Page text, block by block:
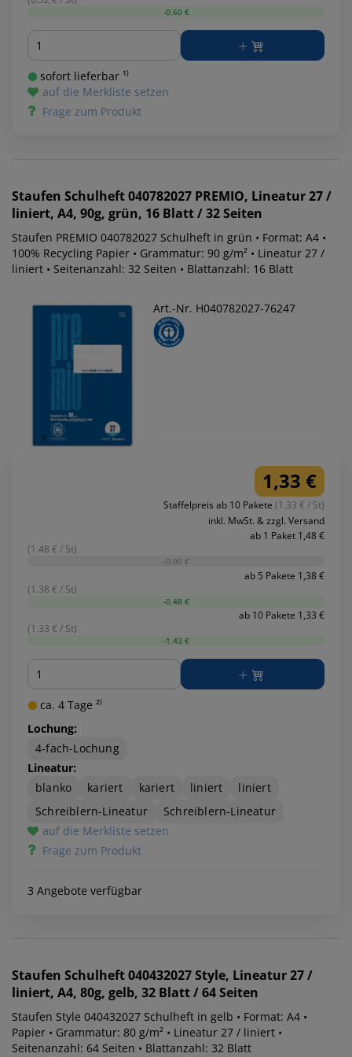
-0,60 €
Menge
sofort lieferbar ¹⁾
auf die Merkliste setzen
Frage zum Produkt
Staufen Schulheft 040782027 PREMIO, Lineatur 27 /
liniert, A4, 90g, grün, 16 Blatt / 32 Seiten
Staufen PREMIO 040782027 Schulheft in grün • Format: A4 •
100% Recycling Papier • Grammatur: 90 g/m² • Lineatur 27 /
liniert • Seitenanzahl: 32 Seiten • Blattanzahl: 16 Blatt
Art.-Nr. H040782027-76247
1,33 €
Staffelpreis ab 10 Pakete (1.33 € / St)
inkl. MwSt. & zzgl. Versand
ab 1 Paket 1,48 €
(1.48 € / St)
-0,00 €
ab 5 Pakete 1,38 €
(1.38 € / St)
-0,48 €
ab 10 Pakete 1,33 €
(1.33 € / St)
-1,43 €
Menge
ca. 4 Tage ²⁾
Lochung:
4-fach-Lochung
Lineatur:
blanko
kariert kariert liniert
liniert
Schreiblern-Lineatur
Schreiblern-Lineatur
auf die Merkliste setzen
Frage zum Produkt
3 Angebote verfügbar
Staufen Schulheft 040432027 Style, Lineatur 27 /
liniert, A4, 80g, gelb, 32 Blatt / 64 Seiten
Staufen Style 040432027 Schulheft in gelb • Format: A4 •
Papier • Grammatur: 80 g/m² • Lineatur 27 / liniert •
Seitenanzahl: 64 Seiten • Blattanzahl: 32 Blatt